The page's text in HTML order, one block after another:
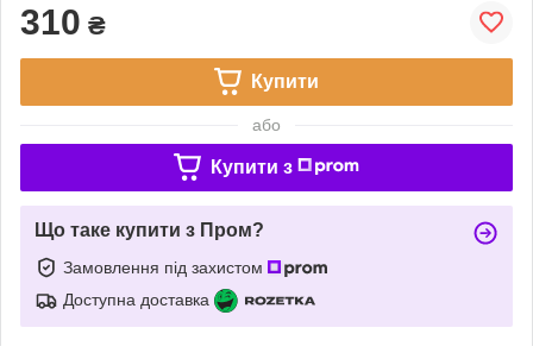
310 ₴
Купити
або
Купити з
Що таке купити з Пром?
Замовлення під захистом
Доступна доставка